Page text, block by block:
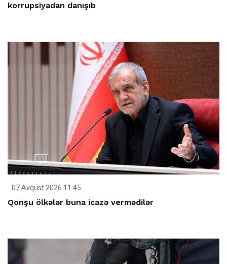
korrupsiyadan danışıb
07 Avqust 2026 11:45
Qonşu ölkələr buna icazə vermədilər